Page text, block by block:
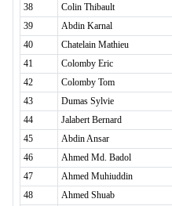
38
Colin Thibault
39
Abdin Karnal
40
Chatelain Mathieu
41
Colomby Eric
42
Colomby Tom
43
Dumas Sylvie
44
Jalabert Bernard
45
Abdin Ansar
46
Ahmed Md. Badol
47
Ahmed Muhiuddin
48
Ahmed Shuab